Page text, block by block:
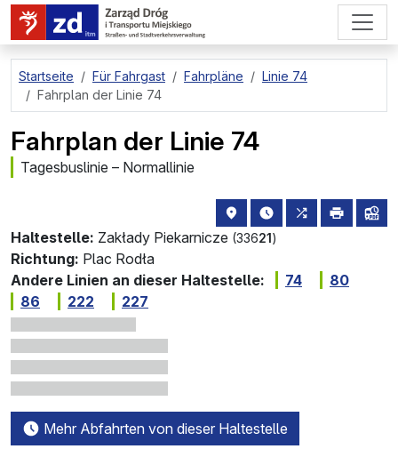
zum Hauptinhalt springen
Startseite Für Fahrgast Fahrpläne
Linie 74
Fahrplan der Linie 74
Fahrplan der Linie 74
Tagesbuslinie – Normallinie
Haltestelle: Zakłady Piekarnicze (33621)
Haltestellenstandort auf
die nächsten
alle Linien,
drucken
Richtung: Plac Rodła
Andere Linien an dieser Haltestelle:
74
80
86
222 227
Mehr Abfahrten von dieser Haltestelle